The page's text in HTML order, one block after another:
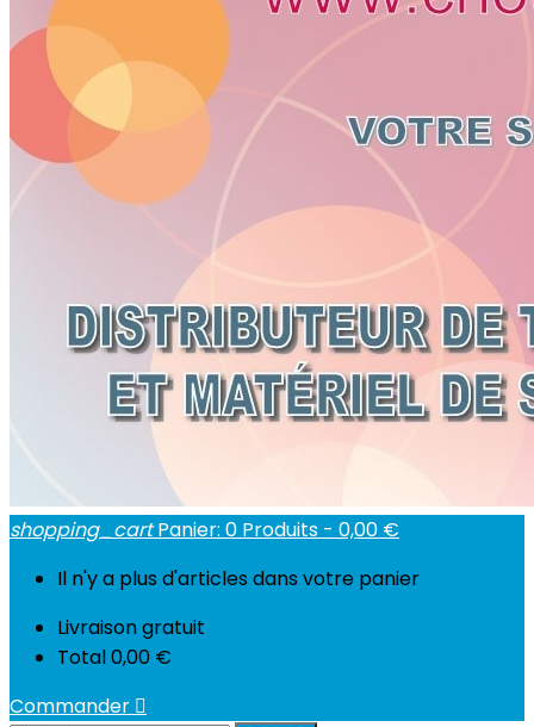
shopping_cart Panier: 0 Produits - 0,00 €
Il n'y a plus d'articles dans votre panier
Livraisongratuit
Total0,00 €
Commander 